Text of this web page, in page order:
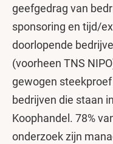
geefgedrag van
sponsoring en tijd/
doorlopende
(voorheen TNS
gewogen
bedrijven die staan
Koophandel. 78%
onderzoek zijn